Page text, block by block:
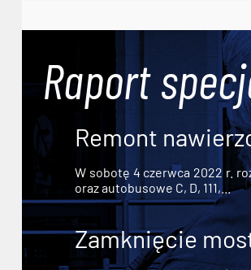
Raport
Remont
W sobotę 4 czerwca 2022 r.
oraz autobusowe C, D, 111,...
Zamknięcie